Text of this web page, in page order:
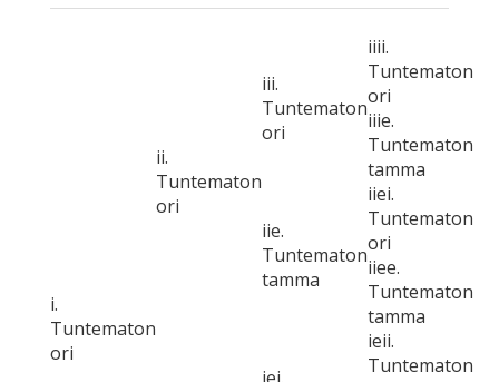
i.
Tuntematon
ori
ii.
Tuntematon
ori
iii.
Tuntematon
ori
iiii.
Tuntematon
ori
iiie.
Tuntematon
tamma
iie.
Tuntematon
tamma
iiei.
Tuntematon
ori
iiee.
Tuntematon
tamma
ieii.
Tuntematon